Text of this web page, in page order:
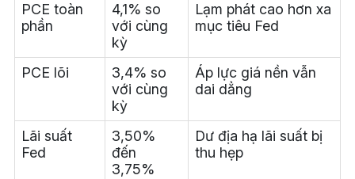
PCE toàn
phần
4,1% so
với cùng
kỳ
Lạm phát cao hơn xa
mục tiêu Fed
PCE lõi
3,4% so
với cùng
kỳ
Áp lực giá nền vẫn
dai dẳng
Lãi suất
Fed
3,50%
đến
3,75%
Dư địa hạ lãi suất bị
thu hẹp